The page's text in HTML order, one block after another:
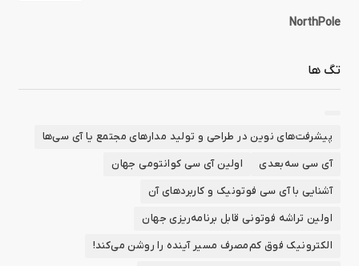
NorthPole
تگ ها
پیشرفت‌های نوین در طراحی و تولید مدارهای مجتمع یا آی سی‌ها
آی سی سه‌بعدی
اولین آی سی کوانتومی جهان
آشنایی با آی سی فوتونیک و کاربردهای آن
اولین تراشه فوتونی قابل برنامه‌ریزی جهان
الکترونیک فوق کم‌مصرف مسیر آینده را روشن می‌کند!